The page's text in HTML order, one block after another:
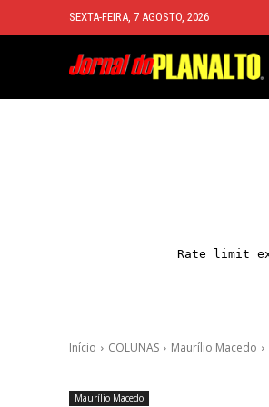
SEXTA-FEIRA, 7 AGOSTO, 2026
Início COLUNAS Maurílio Macedo
Maurílio Macedo